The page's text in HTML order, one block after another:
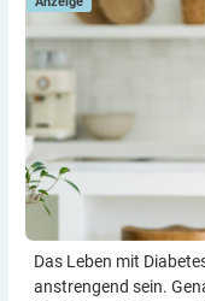
Das Leben mit
anstrengend sein.